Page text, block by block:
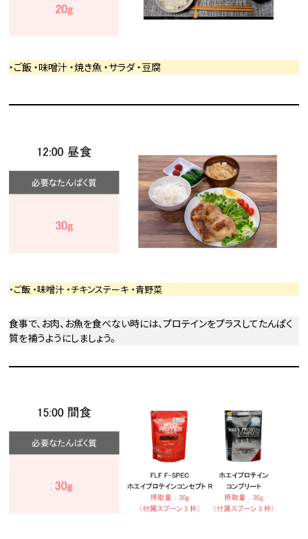
・ご飯 ・味噌汁 ・焼き魚 ・サラダ ・豆腐
・ご飯 ・味噌汁 ・チキンステーキ ・青野菜
食事で、お肉、お魚を食べない時には、プロテインをプラスしてたんぱく
質を補うようにしましょう。